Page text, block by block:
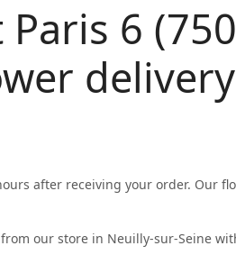
6
delivery
after receiving your order. Our
our store in Neuilly-sur-Seine